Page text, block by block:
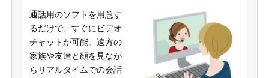
通話用のソフトを用意す
るだけで、すぐにビデオ
チャットが可能。遠方の
家族や友達と顔を見なが
らリアルタイムでの会話